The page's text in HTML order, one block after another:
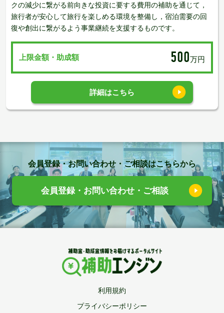
クの減少に繋がる前向きな投資に要する費用の補助を通じて，
旅行者が安心して旅行を楽しめる環境を整備し，宿泊需要の回
復や創出に繋がるよう事業継続を支援するものです。
上限金額・助成額 500万円
詳細はこちら
会員登録・お問い合わせ・ご相談はこちらから
会員登録・お問い合わせ・ご相談
利用規約
プライバシーポリシー